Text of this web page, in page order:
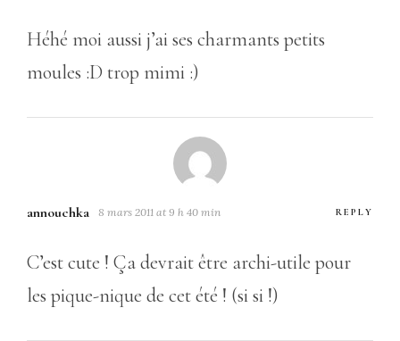
Héhé moi aussi j’ai ses charmants petits
moules :D trop mimi :)
annouchka 8 mars 2011 at 9 h 40 min REPLY
C’est cute ! Ça devrait être archi-utile pour
les pique-nique de cet été ! (si si !)